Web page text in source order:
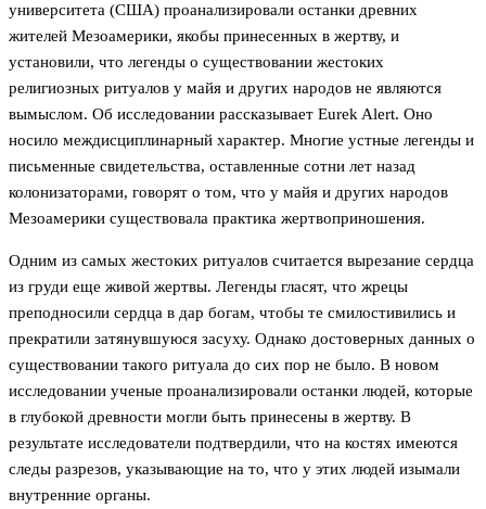
университета (США) проанализировали останки древних
жителей Мезоамерики, якобы принесенных в жертву, и
установили, что легенды о существовании жестоких
религиозных ритуалов у майя и других народов не являются
вымыслом. Об исследовании рассказывает Eurek Alert. Оно
носило междисциплинарный характер. Многие устные легенды и
письменные свидетельства, оставленные сотни лет назад
колонизаторами, говорят о том, что у майя и других народов
Мезоамерики существовала практика жертвоприношения.
Одним из самых жестоких ритуалов считается вырезание сердца
из груди еще живой жертвы. Легенды гласят, что жрецы
преподносили сердца в дар богам, чтобы те смилостивились и
прекратили затянувшуюся засуху. Однако достоверных данных о
существовании такого ритуала до сих пор не было. В новом
исследовании ученые проанализировали останки людей, которые
в глубокой древности могли быть принесены в жертву. В
результате исследователи подтвердили, что на костях имеются
следы разрезов, указывающие на то, что у этих людей изымали
внутренние органы.